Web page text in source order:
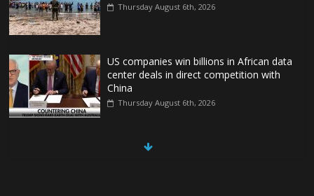
Thursday August 6th, 2026
US companies win billions in African data
center deals in direct competition with
China
Thursday August 6th, 2026
China, Russia, Iran and North Korea